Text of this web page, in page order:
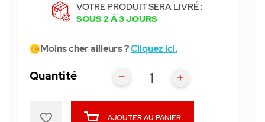
VOTRE PRODUIT SERA LIVRÉ :
SOUS 2 À 3 JOURS
Moins cher ailleurs ?Cliquez ici.
Quantité
AJOUTER AU PANIER
favorite_border